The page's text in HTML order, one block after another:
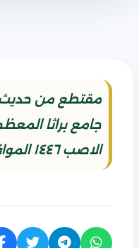
مقتطع من حديث
جامع براثا
الاصب ١٤٤٦ الموافق ١٠/ ١/ ٢٠٢٥